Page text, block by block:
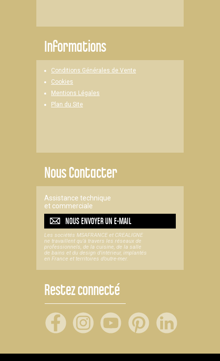
Informations
Conditions Générales de Vente
Cookies
Mentions Légales
Plan du Site
Nous Contacter
Assistance technique
et commerciale
NOUS ENVOYER UNE-MAIL
Les sociétés MSAFRANCE et CREALIGNE
ne travaillent qu'à travers les réseaux de
professionnels, de la cuisine, de la salle
de bains et du design d'intérieur, implantés
en France et territoires d’outre-mer.
Restez connecté